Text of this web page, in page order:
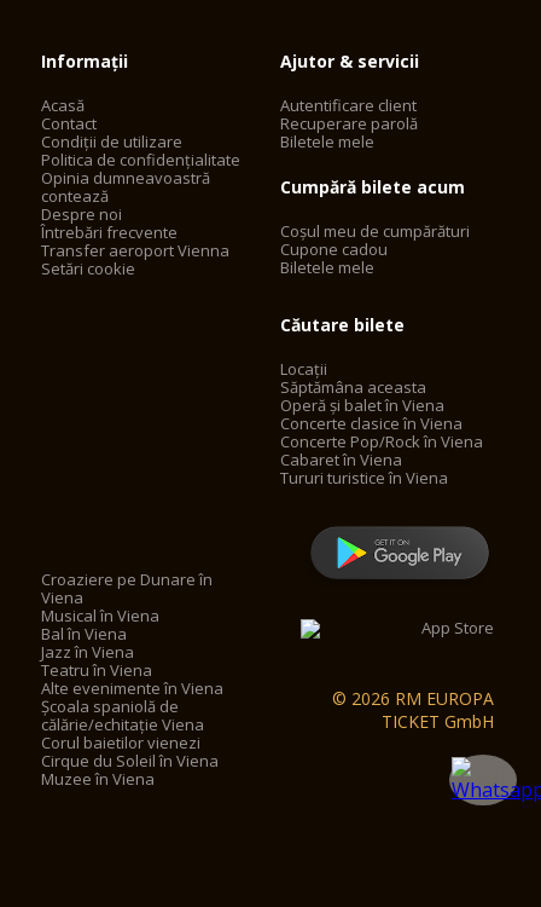
Informații
Acasă
Contact
Condiții de utilizare
Politica de confidențialitate
Opinia dumneavoastră
contează
Despre noi
Întrebări frecvente
Transfer aeroport Vienna
Setări cookie
Ajutor & servicii
Autentificare client
Recuperare parolă
Biletele mele
Cumpără bilete acum
Coșul meu de cumpărături
Cupone cadou
Biletele mele
Căutare bilete
Locații
Săptămâna aceasta
Operă și balet în Viena
Concerte clasice în Viena
Concerte Pop/Rock în Viena
Cabaret în Viena
Tururi turistice în Viena
Croaziere pe Dunare în
Viena
Musical în Viena
Bal în Viena
Jazz în Viena
Teatru în Viena
Alte evenimente în Viena
Școala spaniolă de
călărie/echitație Viena
Corul baietilor vienezi
Cirque du Soleil în Viena
Muzee în Viena
© 2026 RM EUROPA
TICKET GmbH